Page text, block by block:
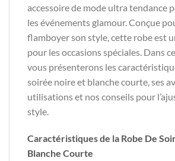
accessoire de mode ultra tendance
les événements glamour. Conçue
flamboyer son style, cette robe est
pour les occasions spéciales. Dans
vous présenterons les
soirée noire et blanche courte, ses
utilisations et nos conseils pour
style.
Caractéristiques de la Robe De
Blanche Courte